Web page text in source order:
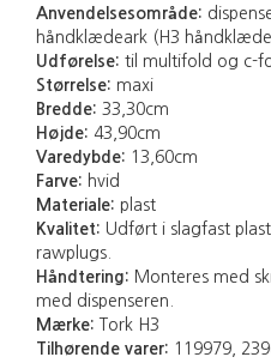
Anvendelsesområde:
håndklædeark (H3
Udførelse: til multifold og c-
Størrelse: maxi
Bredde: 33,30cm
Højde: 43,90cm
Varedybde: 13,60cm
Farve: hvid
Materiale: plast
Kvalitet: Udført i slagfast
rawplugs.
Håndtering: Monteres med
med dispenseren.
Mærke: Tork H3
Tilhørende varer: 119979,